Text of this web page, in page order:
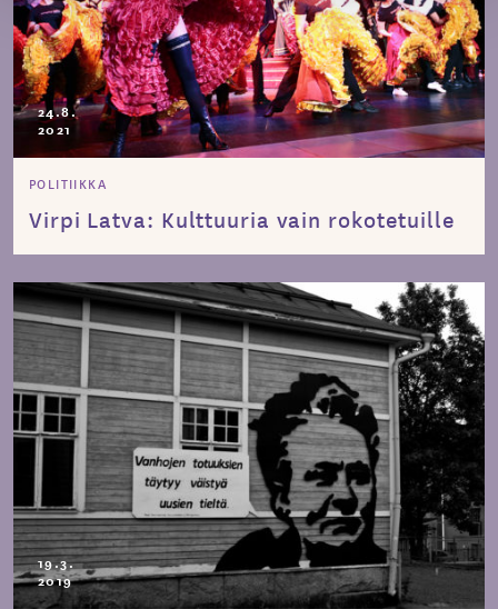
24.8.
2021
POLITIIKKA
Virpi Latva: Kulttuuria vain rokotetuille
19.3.
2019